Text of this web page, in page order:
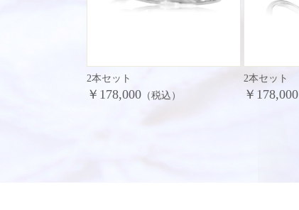
2本セット
￥178,000 （税込）
2本セット
￥178,000